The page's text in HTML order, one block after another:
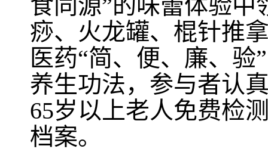
食同源”的味蕾体验
痧、火龙罐、棍针推
医药“简、便、廉、
养生功法，参与者认
65岁以上老人免费检
档案。